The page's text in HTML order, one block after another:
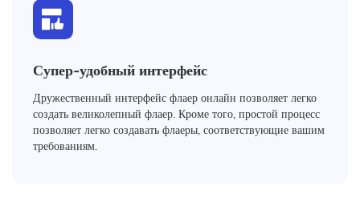
Супер-удобный интерфейс
Дружественный интерфейс флаер онлайн позволяет легко
создать великолепный флаер. Кроме того, простой процесс
позволяет легко создавать флаеры, соответствующие вашим
требованиям.